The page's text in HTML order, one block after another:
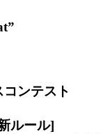
ンテスト
ルール]